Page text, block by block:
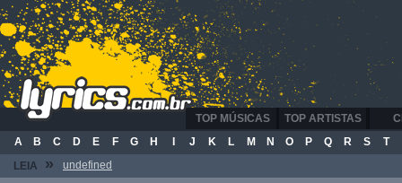
TOP ARTISTAS
TOP MÚSICAS
A
B C D E F G H J K L M N O P Q R S T
LEIA
» undefined